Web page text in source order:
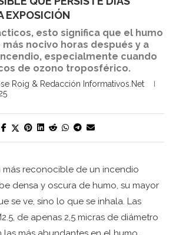
EXPOSICIÓN
esto significa que el humo
nocivo horas después y a
especialmente cuando
de ozono troposférico.
Roig & Redacción Informativos.Net
más reconocible de un incendio
densa y oscura de humo, su mayor
se ve, sino lo que se inhala. Las
de apenas 2,5 micras de diámetro